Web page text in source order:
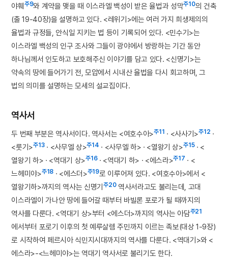
야훼주9와 계약을 맺을 때 이스라엘 백성이 받은 율법과 성막주10의 건축
(출 19-40장)을 설명하고 있다. <레위기>에는 여러 가지 희생제의의
율법과 규정들, 안식일 지키는 법 등이 기록되어 있다. <민수기>는
이스라엘 백성의 인구 조사와 그들이 광야에서 방랑하는 기간 동안
하나님께서 인도하고 보호해주신 이야기를 담고 있다. <신명기>는
약속의 땅에 들어가기 전, 모압에서 시내산 율법을 다시 회고하며, 그
법의 의미를 설명하는 모세의 설교집이다.
역사서
두 번째 부분은 역사서이다. 역사서는 <여호수아>주11 · <사사기>주12 ·
<룻기>주13· <사무엘 상>주14 · <사무엘 하> · <열왕기 상>주15· <
열왕기 하> · <역대기 상>주16· <역대기 하> · <에스라>주17 · <
느헤미야>주18 · <에스더>주19로 이루어져 있다. <여호수아>에서 <
열왕기하>까지의 역사는 신명기주20역사서라고도 불리는데, 고대
이스라엘이 가나안 땅에 들어갈 때부터 바빌론 포로가 될 때까지의
역사를 다룬다. <역대기 상>부터 <에스더>까지의 역사는 아담주21
에서부터 포로기 이후의 첫 예루살렘 주민까지 이르는 족보(대상 1-9장)
로 시작하여 페르시아 식민지시대까지의 역사를 다룬다. <역대기>와 <
에스라>-<느헤미야>는 역대기 역사서로 불리기도 한다.